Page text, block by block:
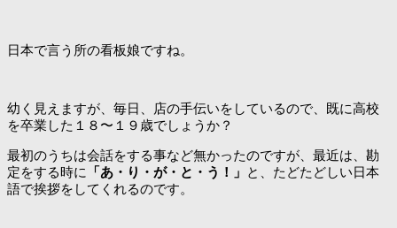
日本で言う所の看板娘ですね。
幼く見えますが、毎日、店の手伝いをしているので、既に高校
を卒業した１８〜１９歳でしょうか？
最初のうちは会話をする事など無かったのですが、最近は、勘
定をする時に
「あ・り・が・と・う！」 と、たどたどしい日本
語で挨拶をしてくれるのです。